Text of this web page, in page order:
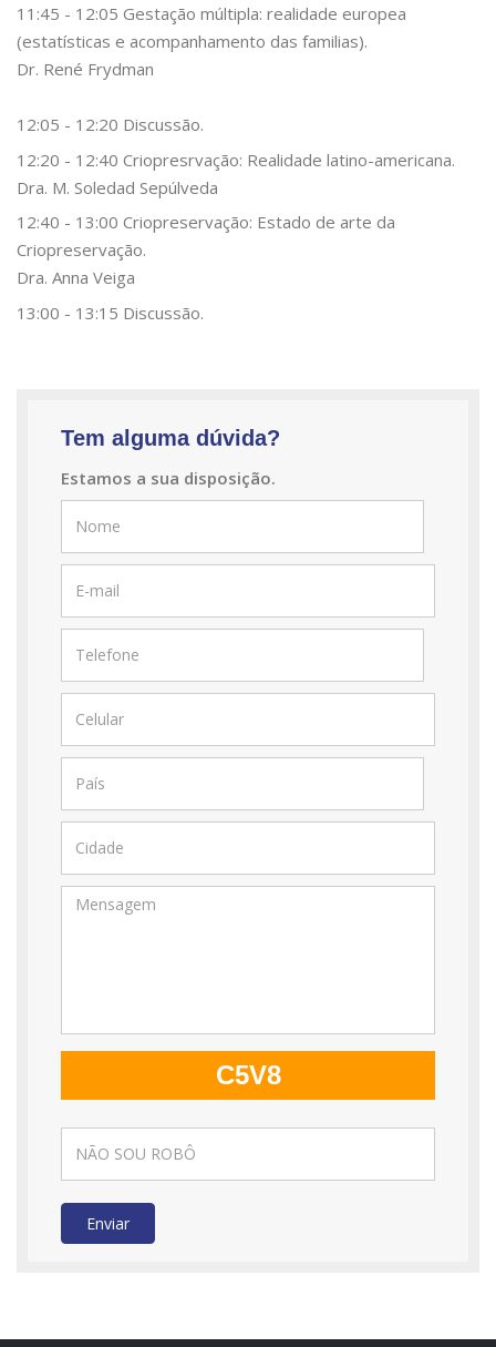
11:45 - 12:05 Gestação múltipla: realidade europea
(estatísticas e acompanhamento das familias).
Dr. René Frydman
12:05 - 12:20 Discussão.
12:20 - 12:40 Criopresrvação: Realidade latino-americana.
Dra. M. Soledad Sepúlveda
12:40 - 13:00 Criopreservação: Estado de arte da
Criopreservação.
Dra. Anna Veiga
13:00 - 13:15 Discussão.
Tem alguma dúvida?
Estamos a sua disposição.
C5V8
Enviar